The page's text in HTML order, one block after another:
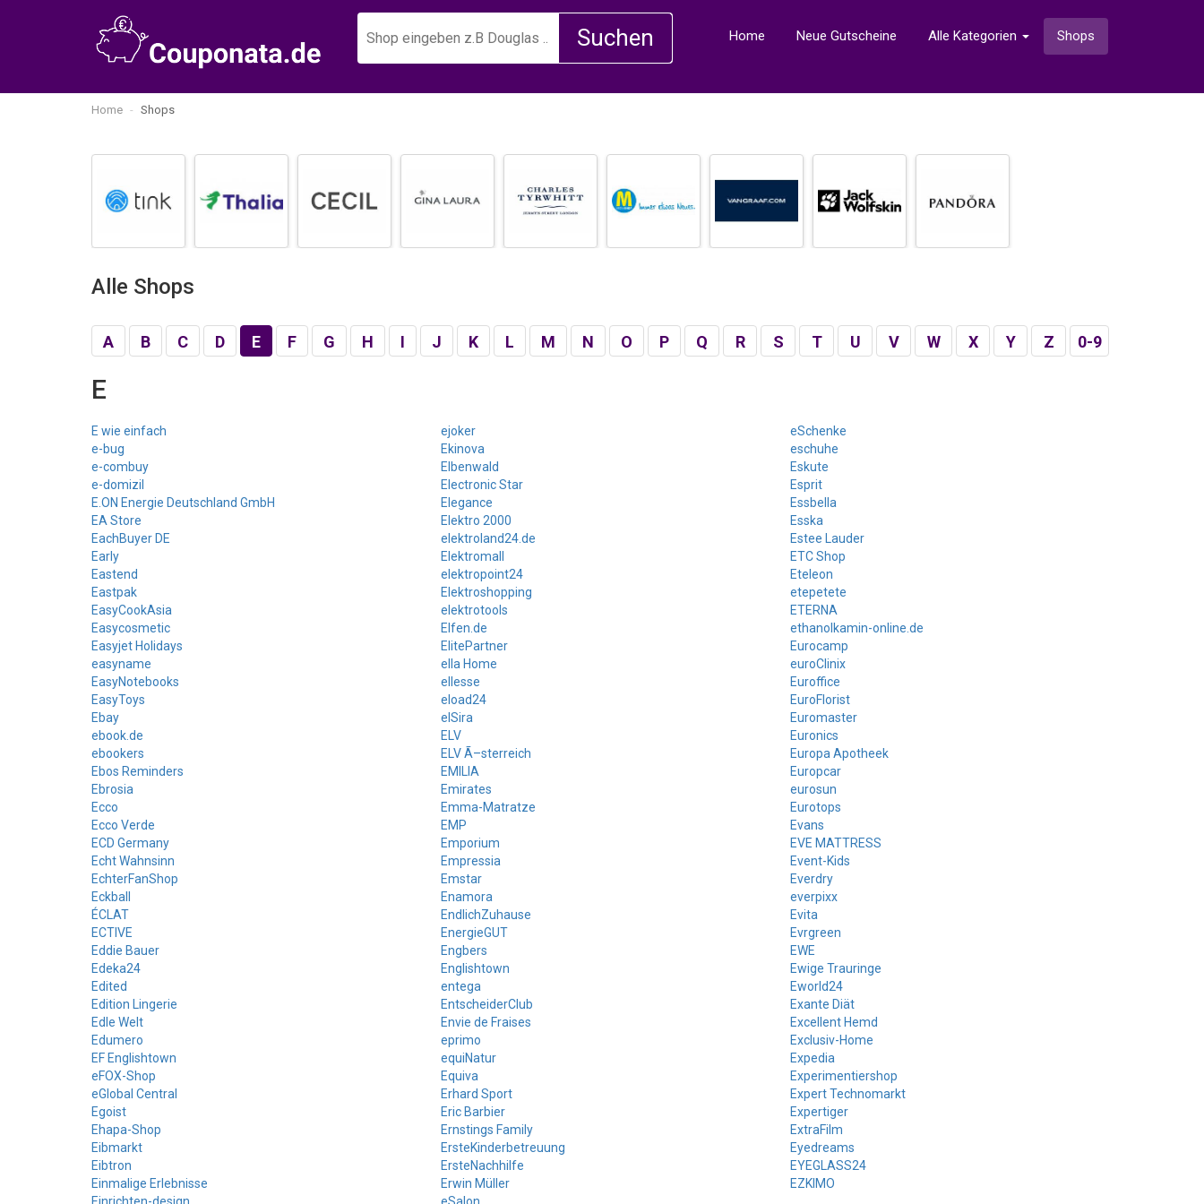
Home Neue Gutscheine Alle Kategorien Shops
Home Shops
Alle Shops
A B C D E F G H I J K L M N O P Q R S T U V W X Y Z 0-9
E
E wie einfach
e-bug
e-combuy
e-domizil
E.ON Energie Deutschland GmbH
EA Store
EachBuyer DE
Early
Eastend
Eastpak
EasyCookAsia
Easycosmetic
Easyjet Holidays
easyname
EasyNotebooks
EasyToys
Ebay
ebook.de
ebookers
Ebos Reminders
Ebrosia
Ecco
Ecco Verde
ECD Germany
Echt Wahnsinn
EchterFanShop
Eckball
ÉCLAT
ECTIVE
Eddie Bauer
Edeka24
Edited
Edition Lingerie
Edle Welt
Edumero
EF Englishtown
eFOX-Shop
eGlobal Central
Egoist
Ehapa-Shop
Eibmarkt
Eibtron
Einmalige Erlebnisse
ejoker
Ekinova
Elbenwald
Electronic Star
Elegance
Elektro 2000
elektroland24.de
Elektromall
elektropoint24
Elektroshopping
elektrotools
Elfen.de
ElitePartner
ella Home
ellesse
eload24
elSira
ELV
ELV Ã–sterreich
EMILIA
Emirates
Emma-Matratze
EMP
Emporium
Empressia
Emstar
Enamora
EndlichZuhause
EnergieGUT
Engbers
Englishtown
entega
EntscheiderClub
Envie de Fraises
eprimo
equiNatur
Equiva
Erhard Sport
Eric Barbier
Ernstings Family
ErsteKinderbetreuung
ErsteNachhilfe
Erwin Müller
eSchenke
eschuhe
Eskute
Esprit
Essbella
Esska
Estee Lauder
ETC Shop
Eteleon
etepetete
ETERNA
ethanolkamin-online.de
Eurocamp
euroClinix
Euroffice
EuroFlorist
Euromaster
Euronics
Europa Apotheek
Europcar
eurosun
Eurotops
Evans
EVE MATTRESS
Event-Kids
Everdry
everpixx
Evita
Evrgreen
EWE
Ewige Trauringe
Eworld24
Exante Diät
Excellent Hemd
Exclusiv-Home
Expedia
Experimentiershop
Expert Technomarkt
Expertiger
ExtraFilm
Eyedreams
EYEGLASS24
EZKIMO